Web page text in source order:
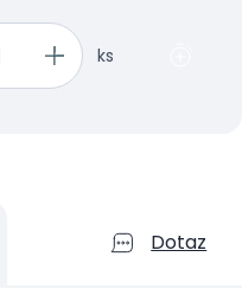
ks
Dotaz